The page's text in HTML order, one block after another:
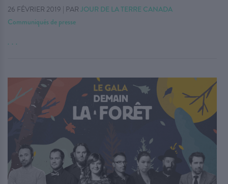
26 FÉVRIER 2019 | PAR JOUR DE LA TERRE CANADA
Communiqués de presse
. . .